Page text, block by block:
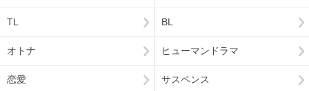
TL BL
オトナ ヒューマンドラマ
恋愛 サスペンス